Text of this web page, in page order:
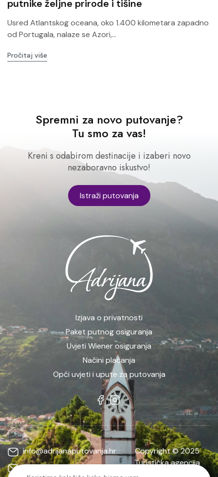
putnike željne prirode i tišine
Usred Atlantskog oceana, oko 1.400 kilometara zapadno
od Portugala, nalaze se Azori,...
Pročitaj više
Spremni za novo putovanje?
Tu smo za vas!
Kreni s odabirom destinacije i izaberi novo
nezaboravno iskustvo!
Istraži putovanja
Izjava o privatnosti
Paket putnog osiguranja
Uvjeti Wiener osiguranja
Načini plaćanja
Opći uvjeti i upute za putovanja
info@adrijanaputovanja.hr
d.matkovic@adrijanaputovanja.hr
Copyright © 2025
Turistička agencija
ADRIJANA | Sva prava